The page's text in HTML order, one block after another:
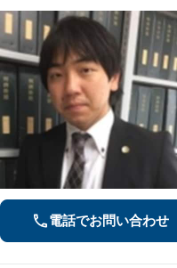
電話でお問い合わせ